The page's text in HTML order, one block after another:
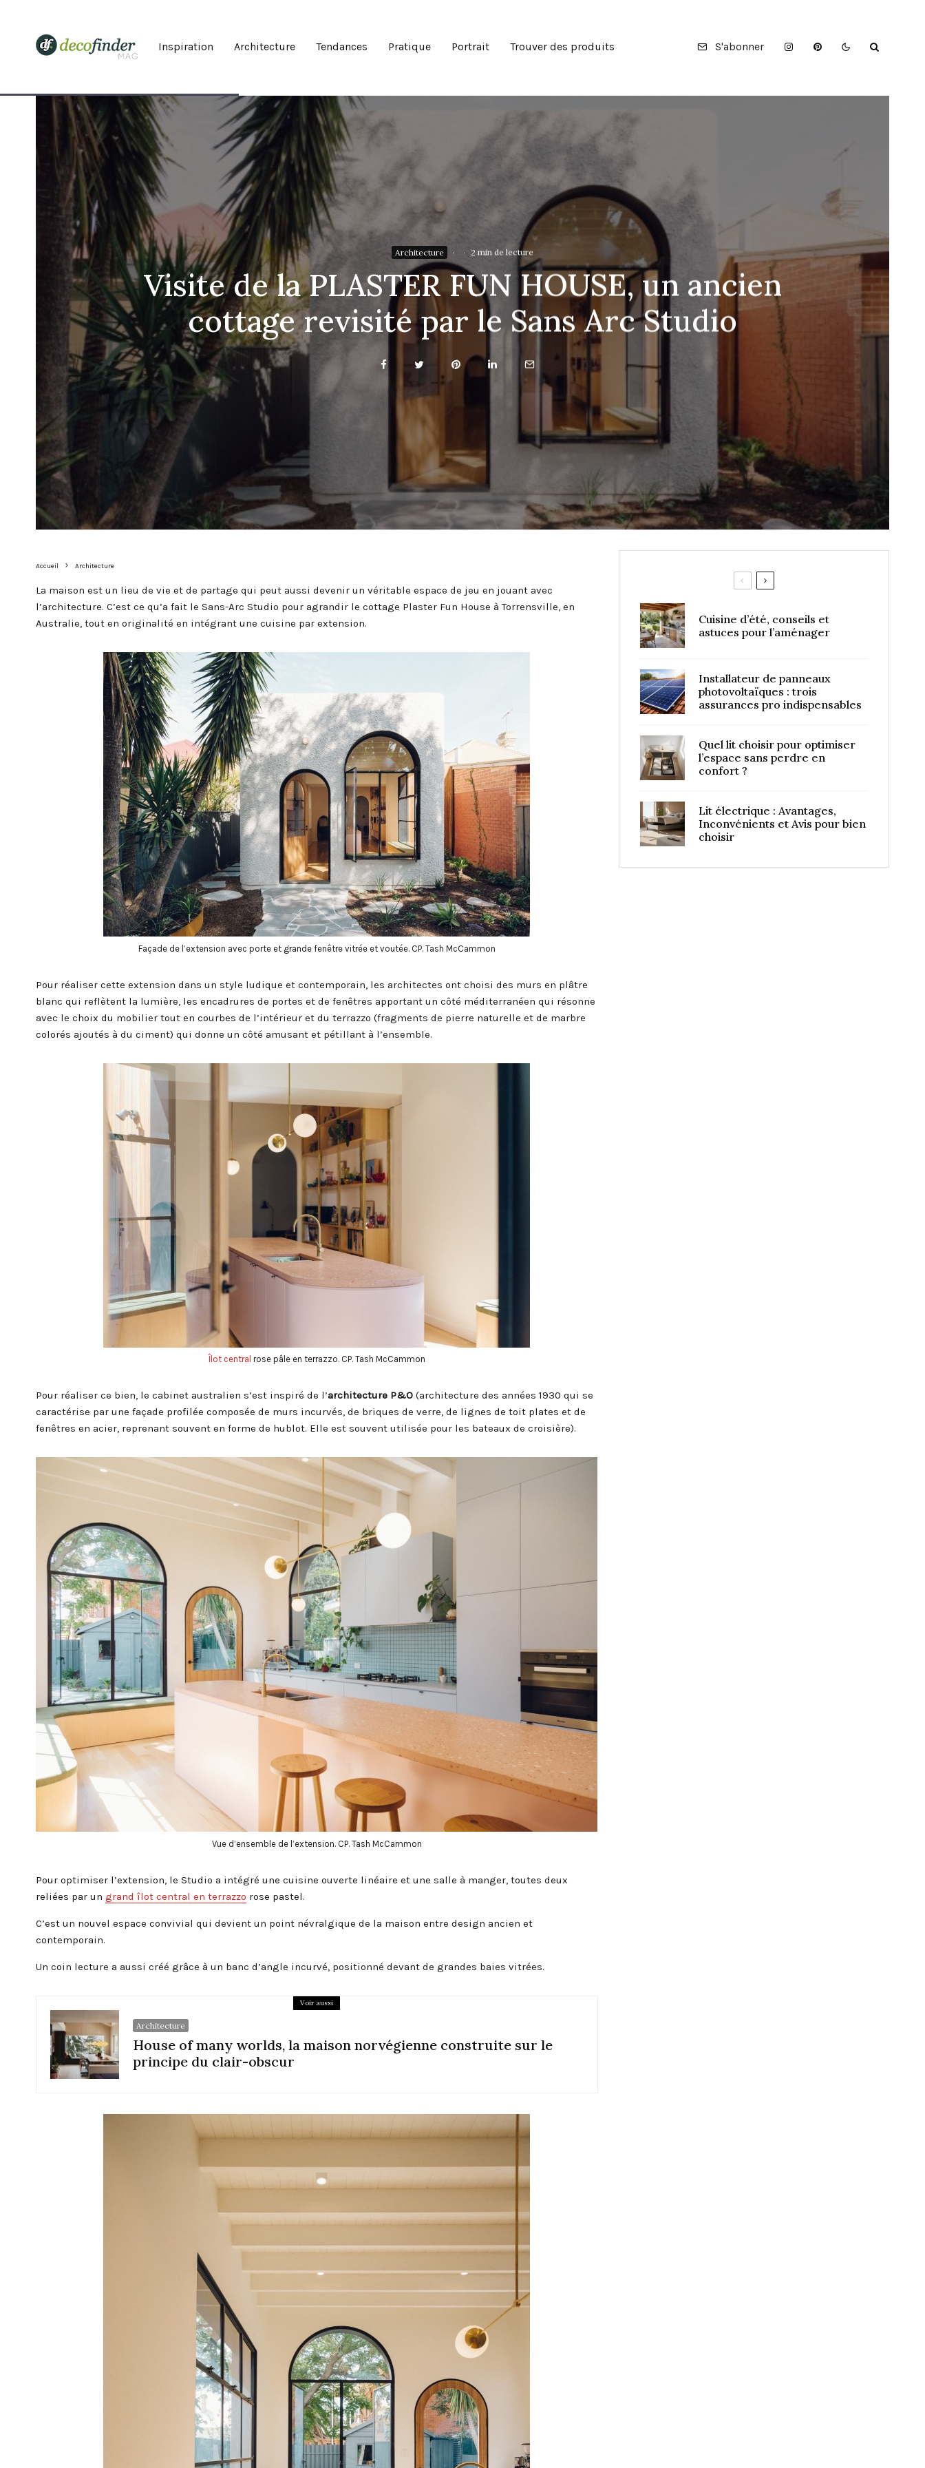
Inspiration Architecture Tendances Pratique Portrait Trouver des produits S'abonner
Architecture · · 2 min de lecture
Visite de la PLASTER FUN HOUSE, un ancien
cottage revisité par le Sans Arc Studio
Accueil Architecture
La maison est un lieu de vie et de partage qui peut aussi devenir un véritable espace de jeu en jouant avec
l’architecture. C’est ce qu’a fait le Sans-Arc Studio pour agrandir le cottage Plaster Fun House à Torrensville, en
Australie, tout en originalité en intégrant une cuisine par extension.
Façade de l’extension avec porte et grande fenêtre vitrée et voutée. CP. Tash McCammon
Pour réaliser cette extension dans un style ludique et contemporain, les architectes ont choisi des murs en plâtre
blanc qui reflètent la lumière, les encadrures de portes et de fenêtres apportant un côté méditerranéen qui résonne
avec le choix du mobilier tout en courbes de l’intérieur et du terrazzo (fragments de pierre naturelle et de marbre
colorés ajoutés à du ciment) qui donne un côté amusant et pétillant à l’ensemble.
Îlot central rose pâle en terrazzo. CP. Tash McCammon
Pour réaliser ce bien, le cabinet australien s’est inspiré de l’architecture P&O (architecture des années 1930 qui se
caractérise par une façade profilée composée de murs incurvés, de briques de verre, de lignes de toit plates et de
fenêtres en acier, reprenant souvent en forme de hublot. Elle est souvent utilisée pour les bateaux de croisière).
Vue d’ensemble de l’extension. CP. Tash McCammon
Pour optimiser l’extension, le Studio a intégré une cuisine ouverte linéaire et une salle à manger, toutes deux
reliées par un grand îlot central en terrazzo rose pastel.
C’est un nouvel espace convivial qui devient un point névralgique de la maison entre design ancien et
contemporain.
Un coin lecture a aussi créé grâce à un banc d’angle incurvé, positionné devant de grandes baies vitrées.
Voir aussi
Architecture
House of many worlds, la maison norvégienne construite sur le
principe du clair-obscur
Cuisine d’été, conseils et
astuces pour l’aménager
Installateur de panneaux
photovoltaïques : trois
assurances pro indispensables
Quel lit choisir pour optimiser
l’espace sans perdre en
confort ?
Lit électrique : Avantages,
Inconvénients et Avis pour bien
choisir